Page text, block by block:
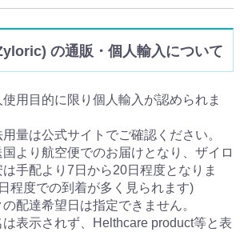
の通販・個人輸入について
用目的に限り個人輸入が認められま
量は公式サイトでご確認ください。
より航空便でのお届けとなり、ザイロ
手配より7日から20日程度となりま
程度での到着が多く見られます)
配達希望日は指定できません。
表示されず、Helthcare product等と表